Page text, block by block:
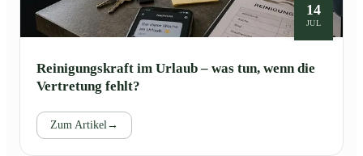
14
JUL
Reinigungskraft im Urlaub – was tun, wenn die
Vertretung fehlt?
Zum Artikel→